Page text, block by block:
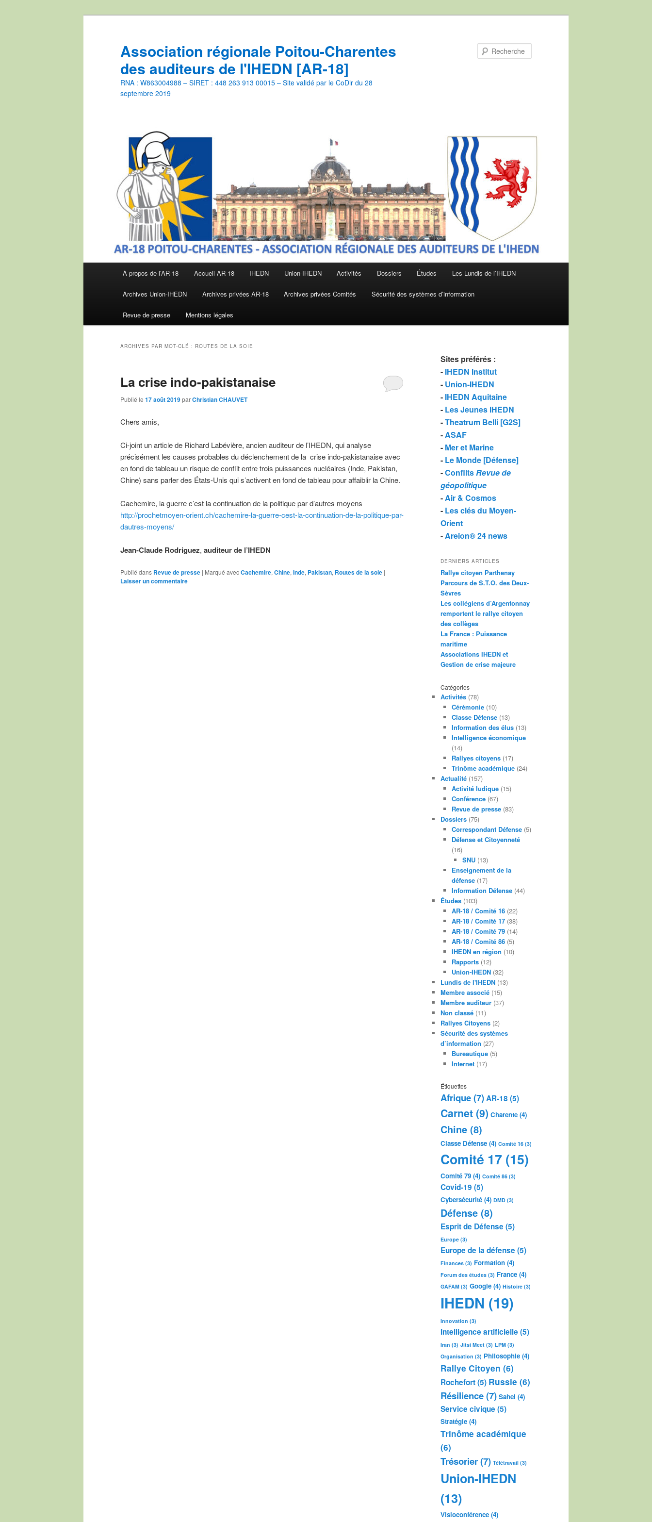
Association régionale Poitou-Charentes
des auditeurs de l'IHEDN [AR-18]
RNA : W863004988 – SIRET : 448 263 913 00015 – Site validé par le CoDir du 28
septembre 2019
À propos de l’AR-18 Accueil AR-18 IHEDN Union-IHEDN Activités Dossiers Études Les Lundis de l’IHEDN
Archives Union-IHEDN Archives privées AR-18 Archives privées Comités Sécurité des systèmes d’information
Revue de presse Mentions légales
ARCHIVES PAR MOT-CLÉ : ROUTES DE LA SOIE
La crise indo-pakistanaise
Publié le 17 août 2019parChristian CHAUVET
Chers amis,
Ci-joint un article de Richard Labévière, ancien auditeur de l’IHEDN, qui analyse
précisément les causes probables du déclenchement de la crise indo-pakistanaise avec
en fond de tableau un risque de conflit entre trois puissances nucléaires (Inde, Pakistan,
Chine) sans parler des États-Unis qui s’activent en fond de tableau pour affaiblir la Chine.
Cachemire, la guerre c’est la continuation de la politique par d’autres moyens
http://prochetmoyen-orient.ch/cachemire-la-guerre-cest-la-continuation-de-la-politique-par-
dautres-moyens/
Jean-Claude Rodriguez, auditeur de l’IHEDN
Publié dans Revue de presse | Marqué avecCachemire, Chine, Inde, Pakistan, Routes de la soie |
Laisser un commentaire
Sites préférés :
- IHEDN Institut
- Union-IHEDN
- IHEDN Aquitaine
- Les Jeunes IHEDN
-Theatrum Belli [G2S]
-ASAF
- Mer et Marine
- Le Monde [Défense]
-ConflitsRevue de
géopolitique
-Air & Cosmos
- Les clés du Moyen-
Orient
-Areion® 24 news
DERNIERS ARTICLES
Rallye citoyen Parthenay
Parcours de S.T.O. des Deux-
Sèvres
Les collégiens d’Argentonnay
remportent le rallye citoyen
des collèges
La France : Puissance
maritime
Associations IHEDN et
Gestion de crise majeure
Catégories
Activités (78)
Cérémonie(10)
Classe Défense(13)
Information des élus(13)
Intelligence économique
(14)
Rallyes citoyens(17)
Trinôme académique(24)
Actualité (157)
Activité ludique(15)
Conférence(67)
Revue de presse(83)
Dossiers (75)
Correspondant Défense(5)
Défense et Citoyenneté
(16)
SNU (13)
Enseignement de la
défense(17)
Information Défense(44)
Études (103)
AR-18 / Comité 16(22)
AR-18 / Comité 17(38)
AR-18 / Comité 79(14)
AR-18 / Comité 86(5)
IHEDN en région (10)
Rapports(12)
Union-IHEDN(32)
Lundis de l'IHEDN (13)
Membre associé (15)
Membre auditeur (37)
Non classé (11)
Rallyes Citoyens (2)
Sécurité des systèmes
d’information (27)
Bureautique(5)
Internet(17)
Étiquettes
Afrique(7)AR-18 (5)
Carnet(9) Charente (4)
Chine (8)
Classe Défense (4) Comité 16 (3)
Comité 17 (15)
Comité 79 (4) Comité 86 (3)
Covid-19 (5)
Cybersécurité (4) DMD (3)
Défense (8)
Esprit de Défense (5)
Europe (3)
Europe de la défense (5)
Finances (3) Formation (4)
Forum des études (3) France (4)
GAFAM (3) Google (4) Histoire (3)
IHEDN (19)
Innovation (3)
Intelligence artificielle (5)
Iran (3) Jitsi Meet (3) LPM (3)
Organisation (3) Philosophie (4)
Rallye Citoyen (6)
Rochefort(5) Russie (6)
Résilience(7) Sahel (4)
Service civique (5)
Stratégie (4)
Trinôme académique
(6)
Trésorier(7) Télétravail (3)
Union-IHEDN
(13)
Visioconférence (4)